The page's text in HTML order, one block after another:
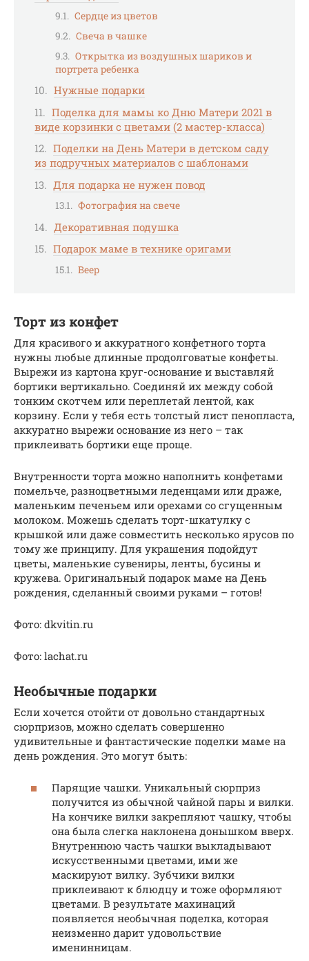
Сердце из цветов
Свеча в чашке
Открытка из воздушных шариков и
портрета ребенка
Нужные подарки
Поделка для мамы ко Дню Матери 2021 в
виде корзинки с цветами (2 мастер-класса)
Поделки на День Матери в детском саду
из подручных материалов с шаблонами
Для подарка не нужен повод
Фотография на свече
Декоративная подушка
Подарок маме в технике оригами
Веер
Торт из конфет
Для красивого и аккуратного конфетного торта
нужны любые длинные продолговатые конфеты.
Вырежи из картона круг-основание и выставляй
бортики вертикально. Соединяй их между собой
тонким скотчем или переплетай лентой, как
корзину. Если у тебя есть толстый лист пенопласта,
аккуратно вырежи основание из него – так
приклеивать бортики еще проще.
Внутренности торта можно наполнить конфетами
помельче, разноцветными леденцами или драже,
маленьким печеньем или орехами со сгущенным
молоком. Можешь сделать торт-шкатулку с
крышкой или даже совместить несколько ярусов по
тому же принципу. Для украшения подойдут
цветы, маленькие сувениры, ленты, бусины и
кружева. Оригинальный подарок маме на День
рождения, сделанный своими руками – готов!
Фото: dkvitin.ru
Фото: lachat.ru
Необычные подарки
Если хочется отойти от довольно стандартных
сюрпризов, можно сделать совершенно
удивительные и фантастические поделки маме на
день рождения. Это могут быть:
Парящие чашки. Уникальный сюрприз
получится из обычной чайной пары и вилки.
На кончике вилки закрепляют чашку, чтобы
она была слегка наклонена донышком вверх.
Внутреннюю часть чашки выкладывают
искусственными цветами, ими же
маскируют вилку. Зубчики вилки
приклеивают к блюдцу и тоже оформляют
цветами. В результате махинаций
появляется необычная поделка, которая
неизменно дарит удовольствие
именинницам.